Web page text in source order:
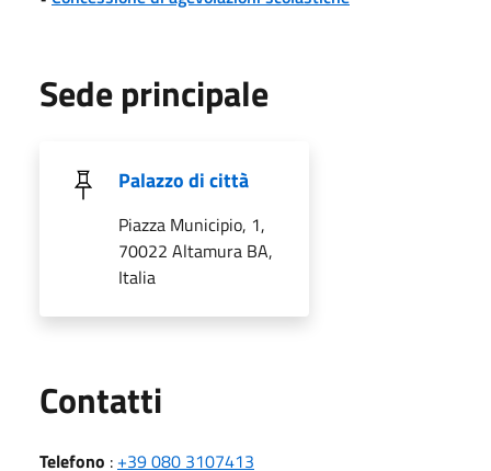
Sede principale
Palazzo di città
Piazza Municipio, 1,
70022 Altamura BA,
Italia
Contatti
Telefono : +39 080 3107413